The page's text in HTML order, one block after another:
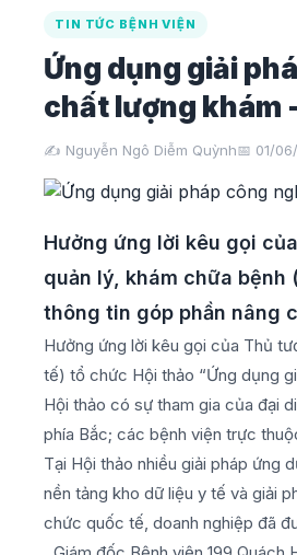
TIN TỨC BỆNH VIỆN
Ứng dụng giải
chất lượng khám
✍️ Nguyễn Ngô Diễm Quỳnh📅 01/
Hưởng ứng lời kêu gọi
quản lý, khám chữa bệnh
thông tin góp phần nâng
Hưởng ứng lời kêu gọi của Thủ
tế) tổ chức Hội thảo “Ứng dụng
Hội thảo có sự tham gia của đại
phía Bắc; các bệnh viện trực
Tại Hội thảo nhiều giải pháp ứng
nền tảng kho dữ liệu y tế và giải
chức quốc tế, doanh nghiệp đã